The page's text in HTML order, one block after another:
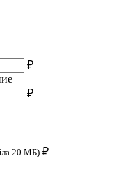
₽
₽
20 МБ) ₽